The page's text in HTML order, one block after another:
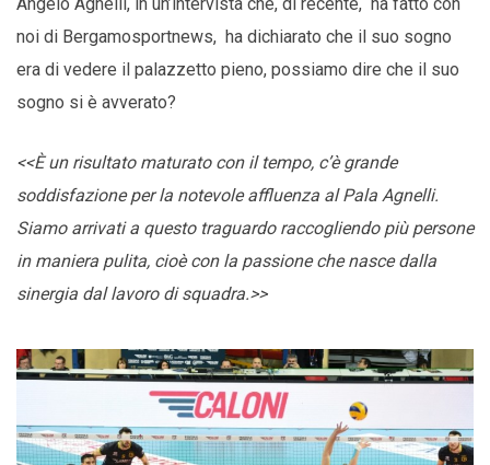
Angelo Agnelli, in un’intervista che, di recente, ha fatto con
noi di Bergamosportnews, ha dichiarato che il suo sogno
era di vedere il palazzetto pieno, possiamo dire che il suo
sogno si è avverato?
<<È un risultato maturato con il tempo, c’è grande
soddisfazione per la notevole affluenza al Pala Agnelli.
Siamo arrivati a questo traguardo raccogliendo più persone
in maniera pulita, cioè con la passione che nasce dalla
sinergia dal lavoro di squadra.>>